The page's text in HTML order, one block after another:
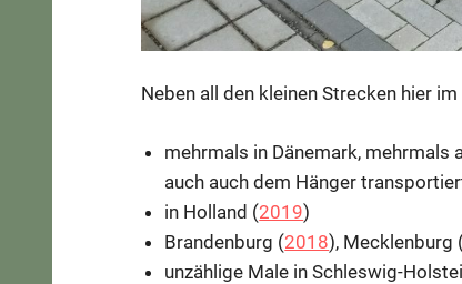
Neben all den kleinen Strecken hier
mehrmals in Dänemark, mehrmals
auch auch dem Hänger
in Holland (2019)
Brandenburg (2018), Mecklenburg
unzählige Male in Schleswig-